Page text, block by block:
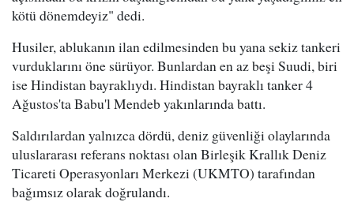
kötü dönemdeyiz" dedi.
Husiler, ablukanın ilan edilmesinden bu yana sekiz tankeri
vurduklarını öne sürüyor. Bunlardan en az beşi Suudi, biri
ise Hindistan bayraklıydı. Hindistan bayraklı tanker 4
Ağustos'ta Babu'l Mendeb yakınlarında battı.
Saldırılardan yalnızca dördü, deniz güvenliği olaylarında
uluslararası referans noktası olan Birleşik Krallık Deniz
Ticareti Operasyonları Merkezi (UKMTO) tarafından
bağımsız olarak doğrulandı.